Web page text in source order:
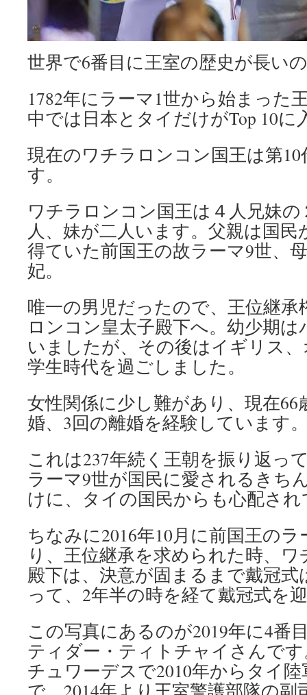
世界で6番目に王室の歴史が長い
1782年にラーマ1世から始まった
中では日本とタイだけがTop 10に
現在のワチラロンコン国王は第
す。
ワチラロンコン国王は４人兄妹
人、妹が二人います。父親は国
得ていた前国王の故ラーマ9世、
妃。
唯一の男児だったので、王位継
ロンコン皇太子殿下へ。幼少期
いましたが、その後はイギリス
学生時代を過ごしました。
女性関係に少し難があり、現在66
婚、3回の離婚を経験しています
これは237年続く王朝を振り返っ
ラーマ9世が国民に愛されるきち
けに、タイの国民からも心配さ
ちなみに2016年10月に前国王の
り、王位継承を求められた時、
殿下は、決意が固まるまで戴冠
って、2年半の時を経て戴冠式を
この写真にあるのが2019年に4番
ティダー・ティトチャイさんで
チュワーデスで2010年からタイ
で、2014年より王室警護部隊の